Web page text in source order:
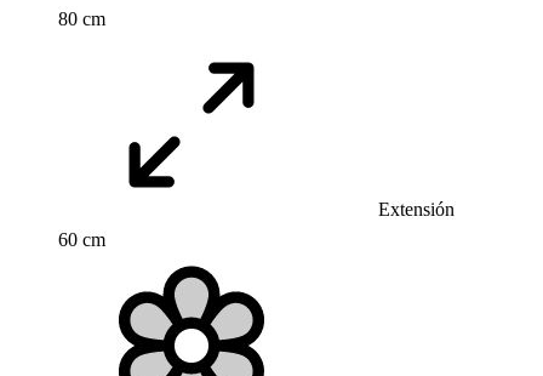
80 cm
Extensión
60 cm